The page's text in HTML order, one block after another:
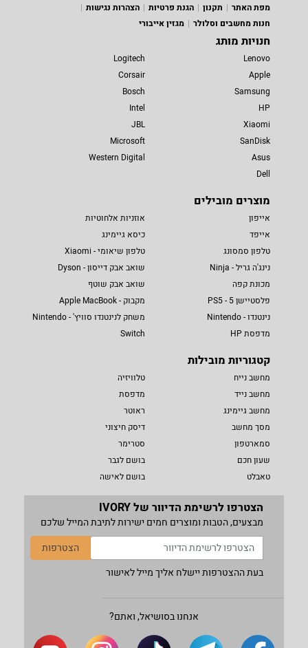
מפת האתר
תקנון הגנת פרטיות
הצהרות נגישות
חנות מחשבים וסלולר
מגזין אייבורי
חנויות מותג
Lenovo
Apple
Samsung
HP
Xiaomi
SanDisk
Asus
Dell
Logitech
Corsair
Bosch
Intel
JBL
Microsoft
Western Digital
מוצרים מובילים
אייפון
אייפד
טלפון סמסונג
נינג'ה גריל - Ninja
מכונת קפה
פלסטיישן 5 - PS5
נינטנדו - Nintendo
מדפסת HP
אוזניות אלחוטיות
כיסא גיימינג
טלפון שיאומי - Xiaomi
שואב אבק דייסון - Dyson
שואב אבק שוטף
מקבוק - Apple MacBook
משחק לנינטנדו סוויץ' - Nintendo
Switch
קטגוריות מובילות
מחשב נייח
מחשב נייד
מחשב גיימינג
מסך מחשב
סמארטפון
שעון חכם
טאבלט
טלוויזיה
מדפסת
ראוטר
דיסק חיצוני
סטרימר
בושם לגבר
בושם לאישה
הצטרפו לרשימת הדיוור של IVORY
מבצעים, הטבות ומוצרים חמים ישירות לתיבת המייל שלכם
הצטרפות
בעת ההצטרפות יישלח אליך מייל לאישור
אנחנו בסושיאל, ואתם?